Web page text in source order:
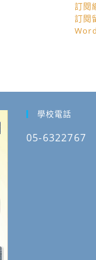
訂閱
訂閱
學校電話
05-6322767